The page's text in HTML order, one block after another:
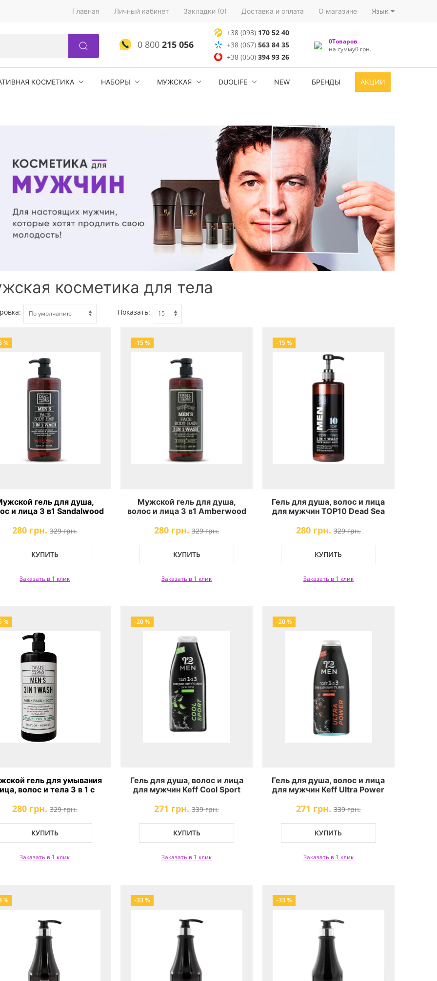
Главная Личный кабинет Закладки (0) Доставка и оплата О магазине Язык
0 800215 056
+38 (093) 170 52 40
+38 (067) 563 84 35
+38 (050)394 93 26
0Товаров
на сумму0 грн.
КОСМЕТИКА НАБОРЫ МУЖСКАЯ DUOLIFE NEW БРЕНДЫ АКЦИИ
косметика для тела
Показать:
%
гель для душа,
и лица 3 в1 Sandalwood
Dead Sea Collection
280 грн. 329 грн.
КУПИТЬ
Заказать в 1 клик
-15 %
Мужской гель для душа,
волос и лица 3 в1 Amberwood
Dead Sea Collection
280 грн. 329 грн.
КУПИТЬ
Заказать в 1 клик
-15 %
Гель для душа, волос и лица
для мужчин ТОР10 Dead Sea
Collection
280 грн. 329 грн.
КУПИТЬ
Заказать в 1 клик
%
гель для умывания
волос и тела 3 в 1 с
DSC Eucalyptus Mint
280 грн. 329 грн.
КУПИТЬ
Заказать в 1 клик
-20 %
Гель для душа, волос и лица
для мужчин Keff Cool Sport
271 грн. 339 грн.
КУПИТЬ
Заказать в 1 клик
-20 %
Гель для душа, волос и лица
для мужчин Keff Ultra Power
271 грн. 339 грн.
КУПИТЬ
Заказать в 1 клик
% -33 % -33 %